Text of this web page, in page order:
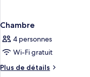
Chambre
4 personnes
Wi-Fi gratuit
Plus de détails
Plus